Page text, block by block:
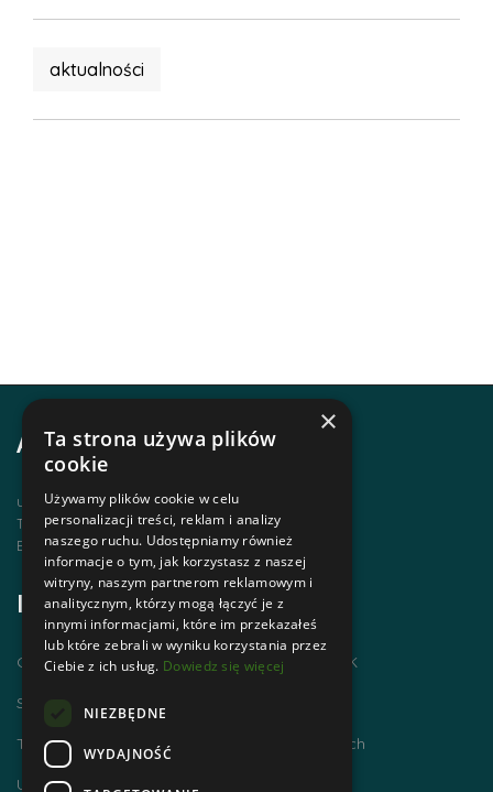
aktualności
Adres i kontakt
ul. Krupówki 12, 34-500 Zakopane
Telefon | +48 1820 630 12
Email | biuro@zakopanepttk.pl
Informacje
Chodzimy po górach i zdobywamy GOT PTTK
Szlaki Tatr Polskich
Tatrzańskie Centrum Szlaków Transgranicznych
Ubezpieczenie NNW dla członków PTTK
×
Ta strona używa plików
cookie
Używamy plików cookie w celu
personalizacji treści, reklam i analizy
naszego ruchu. Udostępniamy również
informacje o tym, jak korzystasz z naszej
witryny, naszym partnerom reklamowym i
analitycznym, którzy mogą łączyć je z
innymi informacjami, które im przekazałeś
lub które zebrali w wyniku korzystania przez
Ciebie z ich usług. Dowiedz się więcej
NIEZBĘDNE
WYDAJNOŚĆ